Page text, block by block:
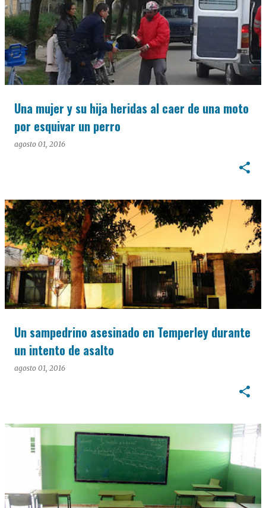
Una mujer y su hija heridas al caer de una moto
por esquivar un perro
agosto 01, 2016
Un sampedrino asesinado en Temperley durante
un intento de asalto
agosto 01, 2016